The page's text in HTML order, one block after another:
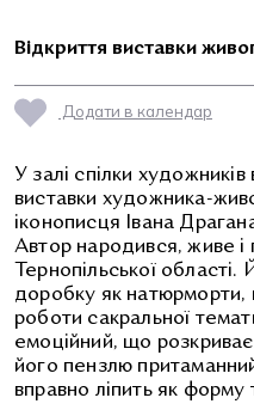
Відкриття виставки
Додати в календар
У залі спілки
виставки художника-
іконописця Івана
Автор народився, живе і
Тернопільської
доробку як натюрморти,
роботи сакральної
емоційний, що
його пензлю
вправно ліпить як форму